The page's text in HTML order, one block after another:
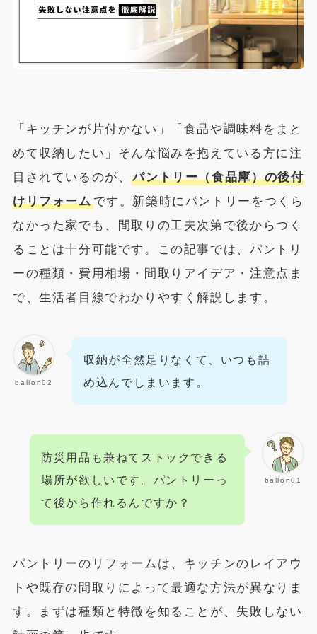
「キッチンが片付かない」「食品や調味料をまと
めて収納したい」そんな悩みを抱えている方に注
目されているのが、パントリー（食品庫）の後付
けリフォームです。新築時にパントリーをつくら
なかった家でも、間取りの工夫次第で後からつく
ることは十分可能です。この記事では、パントリ
ーの種類・費用相場・間取りアイデア・注意点ま
で、生活者目線でわかりやすく解説します。
ballon02
収納が全然足りなくて、いつも詰
め込んでしまいます。
ballon01
防災用品も兼ねてストックできる
場所が欲しいです。パントリーっ
て後から作れるんですか？
パントリーのリフォームは、キッチンのレイアウ
トや既存の間取りによって最適な方法が異なりま
す。まずは種類と特徴を知ることが、失敗しない